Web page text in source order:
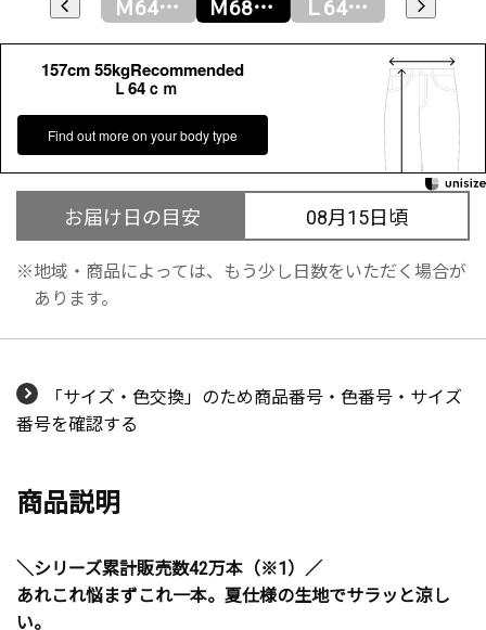
Ｓ68ｃｍ Ｍ64ｃｍ Ｍ68ｃｍ Ｌ64ｃｍ
157cm 55kgRecommended
Ｌ64ｃｍ
Find out more on your body type
お届け日の目安 08月15日頃
地域・商品によっては、もう少し日数をいただく場合が
あります。
「サイズ・色交換」のため商品番号・色番号・サイズ
番号を確認する
商品説明
＼シリーズ累計販売数42万本（※1）／
あれこれ悩まずこれ一本。夏仕様の生地でサラッと涼し
い。